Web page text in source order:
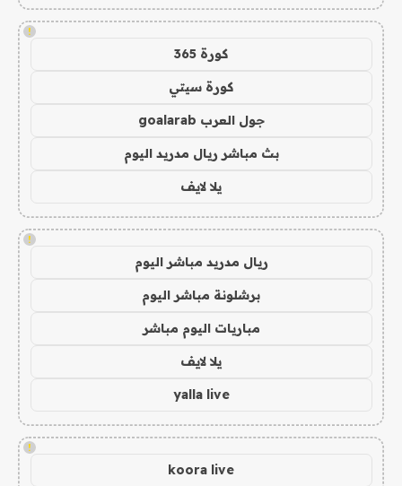
!
كورة 365
كورة سيتي
جول العرب goalarab
بث مباشر ريال مدريد اليوم
يلا لايف
!
ريال مدريد مباشر اليوم
برشلونة مباشر اليوم
مباريات اليوم مباشر
يلا لايف
yalla live
!
koora live